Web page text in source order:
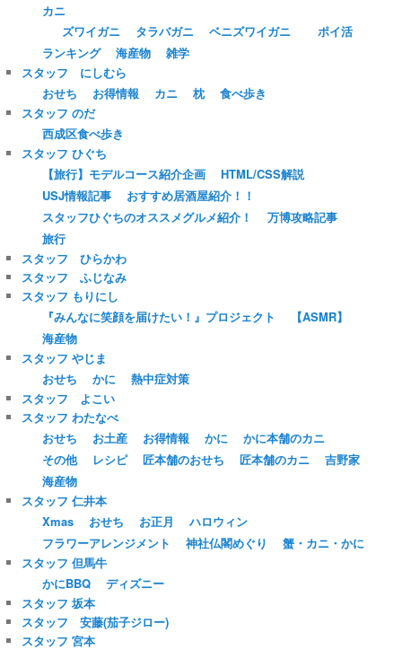
カニ
ズワイガニ
タラバガニ ベニズワイガニ
ポイ活
ランキング
海産物
雑学
スタッフ にしむら
おせち
お得情報 カニ 枕
食べ歩き
スタッフ のだ
西成区食べ歩き
スタッフ ひぐち
【旅行】モデルコース紹介企画
HTML/CSS解説
USJ情報記事
おすすめ居酒屋紹介！！
スタッフひぐちのオススメグルメ紹介！
万博攻略記事
旅行
スタッフ ひらかわ
スタッフ ふじなみ
スタッフ もりにし
『みんなに笑顔を届けたい！』プロジェクト
【ASMR】
海産物
スタッフ やじま
おせち
かに
熱中症対策
スタッフ よこい
スタッフ わたなべ
おせち
お土産 お得情報 かに
かに本舗のカニ
その他
レシピ 匠本舗のおせち 匠本舗のカニ
吉野家
海産物
スタッフ 仁井本
Xmas
おせち お正月
ハロウィン
フラワーアレンジメント
神社仏閣めぐり
蟹・カニ・かに
スタッフ 但馬牛
かにBBQ
ディズニー
スタッフ 坂本
スタッフ 安藤(茄子ジロー)
スタッフ 宮本